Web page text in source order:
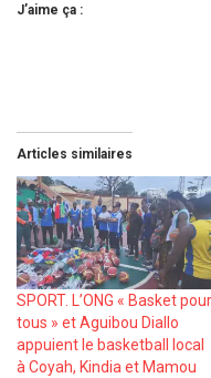
J’aime ça :
Articles similaires
SPORT. L’ONG « Basket pour
tous » et Aguibou Diallo
appuient le basketball local
à Coyah, Kindia et Mamou